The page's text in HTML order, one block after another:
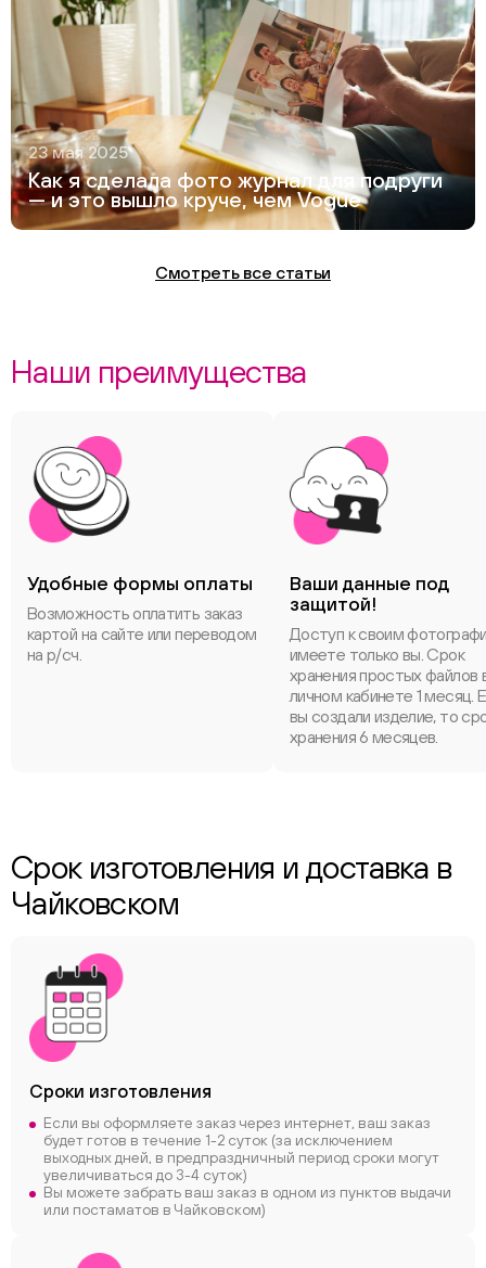
23 мая 2025
Как я сделала фото журнал для подруги
— и это вышло круче, чем Vogue
Смотреть все статьи
Наши преимущества
Удобные формы оплаты
Возможность оплатить заказ
картой на сайте или переводом
на р/сч.
Ваши данные под
защитой!
Доступ к своим
имеете только вы. Срок
хранения простых файлов
личном кабинете 1 месяц.
вы создали изделие, то
хранения 6 месяцев.
Срок изготовления и доставка в
Чайковском
Сроки изготовления
Если вы оформляете заказ через интернет, ваш заказ
будет готов в течение 1-2 суток (за исключением
выходных дней, в предпраздничный период сроки могут
увеличиваться до 3-4 суток)
Вы можете забрать ваш заказ в одном из пунктов выдачи
или постаматов в Чайковском)